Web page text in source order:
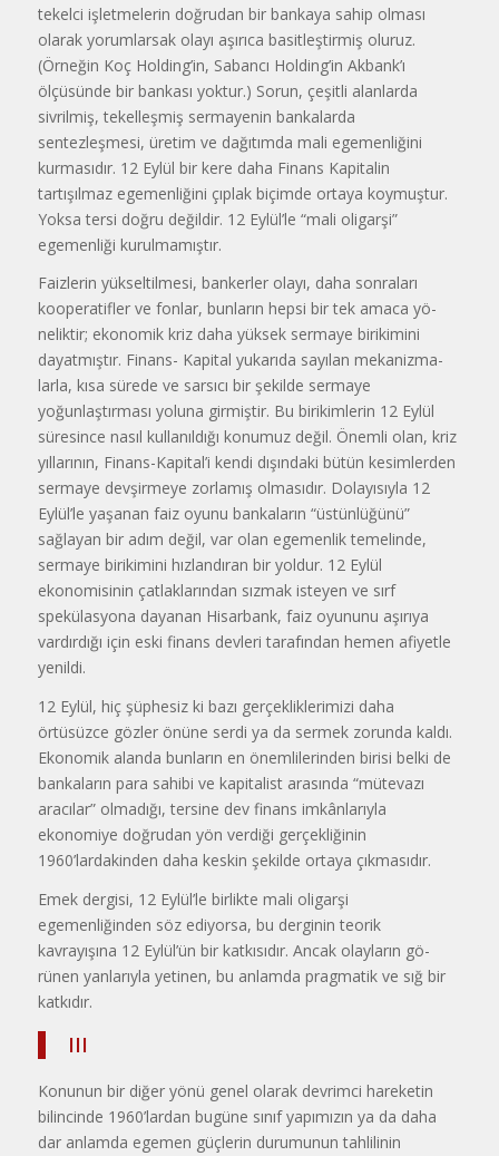
tekelci işletme­lerin doğrudan bir bankaya sahip ol­ması
olarak yorumlarsak olayı aşırıca basitleştirmiş oluruz.
(Örneğin Koç Holding’in, Sabancı Holding’in Akbank’ı
ölçüsünde bir bankası yoktur.) Sorun, çeşitli alanlarda
sivrilmiş, tekel­leşmiş sermayenin bankalarda
sentezleşmesi, üretim ve dağıtımda mali ege­menliğini
kurmasıdır. 12 Eylül bir ke­re daha Finans Kapitalin
tartışılmaz egemenliğini çıplak biçimde ortaya koymuştur.
Yoksa tersi doğru değildir. 12 Eylül’le “mali oligarşi”
egemenliği kurulmamıştır.
Faizlerin yükseltilmesi, bankerler olayı, daha sonraları
kooperatifler ve fonlar, bunların hepsi bir tek amaca yö­
neliktir; ekonomik kriz daha yüksek sermaye birikimini
dayatmıştır. Finans- Kapital yukarıda sayılan mekanizma­
larla, kısa sürede ve sarsıcı bir şekilde sermaye
yoğunlaştırması yoluna girmiştir. Bu birikimlerin 12 Eylül
süresince nasıl kullanıldığı konumuz değil. Önemli olan, kriz
yıllarının, Finans-Kapital’i kendi dışındaki bütün kesim­lerden
sermaye devşirmeye zorlamış olmasıdır. Dolayısıyla 12
Eylül’le yaşa­nan faiz oyunu bankaların “üstünlü­ğünü”
sağlayan bir adım değil, var olan egemenlik temelinde,
sermaye biriki­mini hızlandıran bir yoldur. 12 Eylül
ekonomisinin çatlaklarından sızmak isteyen ve sırf
spekülasyona dayanan Hisarbank, faiz oyununu aşırıya
vardır­dığı için eski finans devleri tarafından hemen afiyetle
yenildi.
12 Eylül, hiç şüphesiz ki bazı gerçek­liklerimizi daha
örtüsüzce gözler önü­ne serdi ya da sermek zorunda kaldı.
Ekonomik alanda bunların en önem­lilerinden birisi belki de
bankaların pa­ra sahibi ve kapitalist arasında “müte­vazı
aracılar” olmadığı, tersine dev fi­nans imkânlarıyla
ekonomiye doğru­dan yön verdiği gerçekliğinin
1960’lardakinden daha keskin şekilde ortaya çıkmasıdır.
Emek dergisi, 12 Eylül’le birlikte mali oligarşi
egemenliğinden söz ediyorsa, bu derginin teorik
kavrayışına 12 Ey­lül’ün bir katkısıdır. Ancak olayların gö­
rünen yanlarıyla yetinen, bu anlamda pragmatik ve sığ bir
katkıdır.
III
Konunun bir diğer yönü genel ola­rak devrimci hareketin
bilincinde 1960’lardan bugüne sınıf yapımızın ya da daha
dar anlamda egemen güçle­rin durumunun tahlilinin